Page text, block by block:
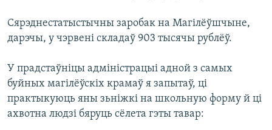
Сярэднестатыстычны заробак на Магілёўшчыне,
дарэчы, у чэрвені складаў 903 тысячы рублёў.
У прадстаўніцы адміністрацыі адной з самых
буйных магілёўскіх крамаў я запытаў, ці
практыкуюць яны зьніжкі на школьную форму й ці
ахвотна людзі бяруць сёлета гэты тавар: